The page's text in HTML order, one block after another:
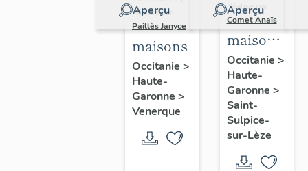
Aperçu
Réalisé par
Paillès Janyce
maisons
Occitanie >
Haute-
Garonne >
Venerque
Aperçu
Réalisé par
Comet Anaïs
maisons
de la
bastide
Occitanie >
Haute-
Garonne >
Saint-
Sulpice-
sur-Lèze